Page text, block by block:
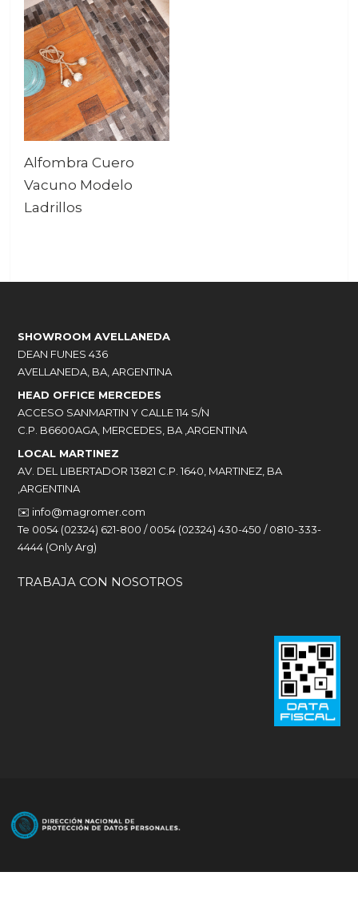
Alfombra Cuero
Vacuno Modelo
Ladrillos
SHOWROOM AVELLANEDA
DEAN FUNES 436
AVELLANEDA, BA, ARGENTINA
HEAD OFFICE MERCEDES
ACCESO SANMARTIN Y CALLE 114 S/N
C.P. B6600AGA, MERCEDES, BA ,ARGENTINA
LOCAL MARTINEZ
AV. DEL LIBERTADOR 13821 C.P. 1640, MARTINEZ, BA
,ARGENTINA
✉️ info@magromer.com
Te 0054 (02324) 621-800 / 0054 (02324) 430-450 / 0810-333-
4444 (Only Arg)
TRABAJA CON NOSOTROS